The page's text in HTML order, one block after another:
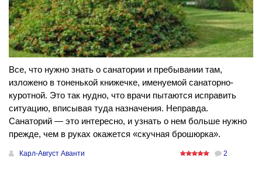
Все, что нужно знать о санатории и пребывании там,
изложено в тоненькой книжечке, именуемой санаторно-
куротной. Это так нудно, что врачи пытаются исправить
ситуацию, вписывая туда назначения. Неправда.
Санаторий — это интересно, и узнать о нем больше нужно
прежде, чем в руках окажется «скучная брошюрка».
Карл-Август Аванти 2